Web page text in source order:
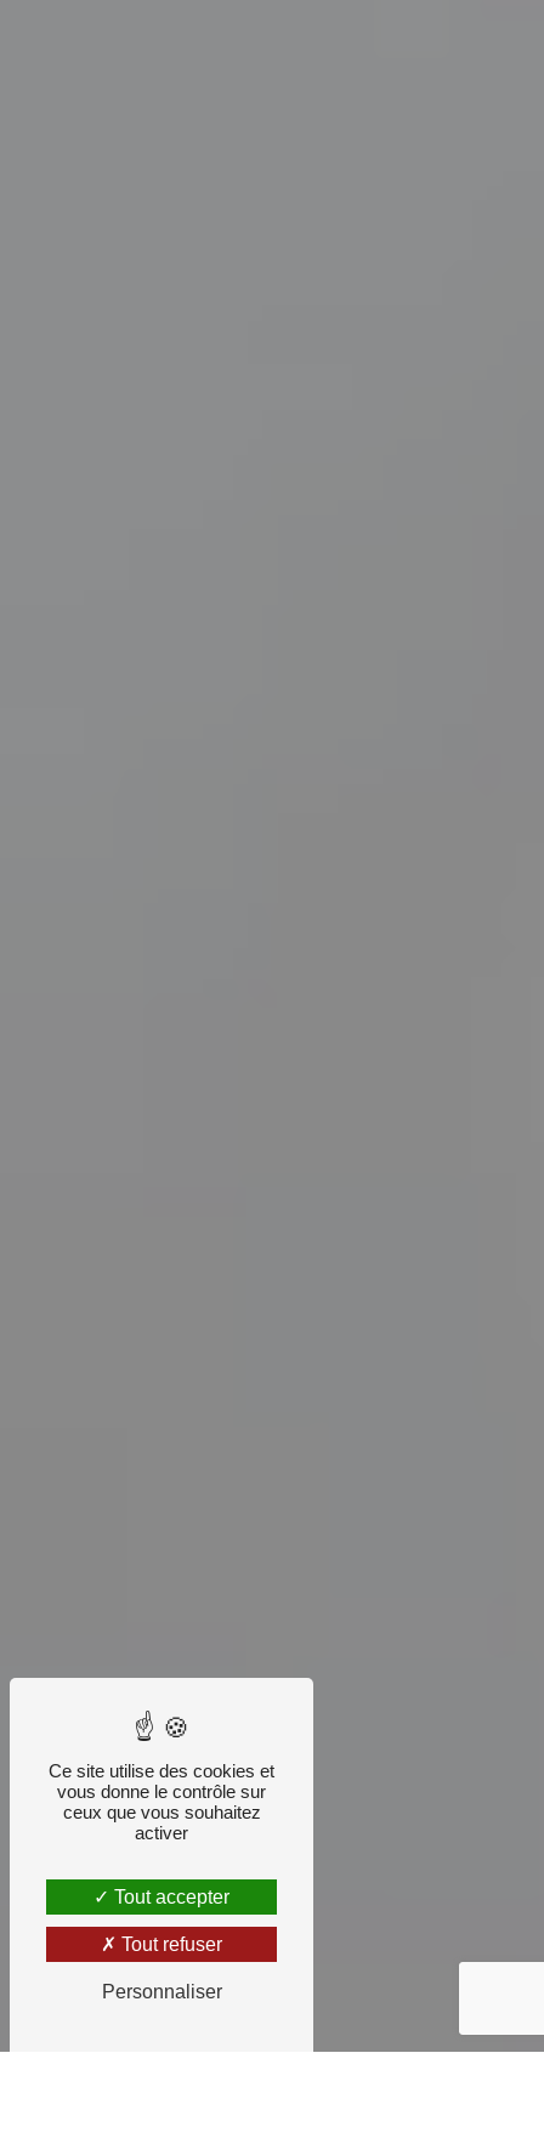
Ce site utilise des cookies et
vous donne le contrôle sur
ceux que vous souhaitez
activer
Tout accepter
Tout refuser
Personnaliser